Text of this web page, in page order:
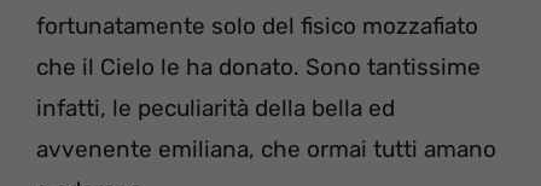
fortunatamente solo del fisico mozzafiato
che il Cielo le ha donato. Sono tantissime
infatti, le peculiarità della bella ed
avvenente emiliana, che ormai tutti amano